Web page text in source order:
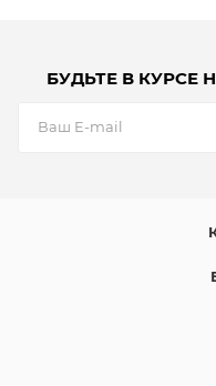
БУДЬТЕ В КУРСЕ